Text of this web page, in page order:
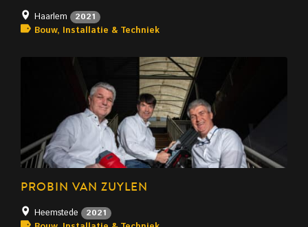
Haarlem 2021
Bouw, Installatie & Techniek
PROBIN VAN ZUYLEN
Heemstede 2021